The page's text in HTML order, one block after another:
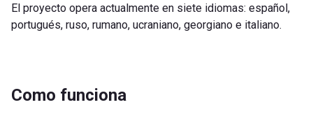
El proyecto opera actualmente en siete idiomas: español,
portugués, ruso, rumano, ucraniano, georgiano e italiano.
Como funciona